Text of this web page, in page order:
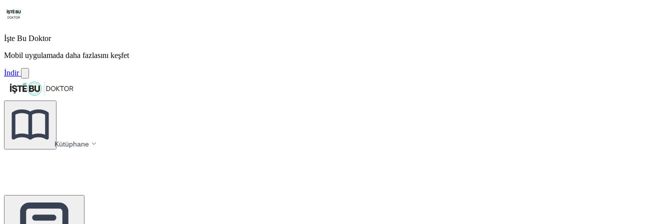
İşte Bu Doktor
Mobil uygulamada daha fazlasını keşfet
İndir
Kütüphane